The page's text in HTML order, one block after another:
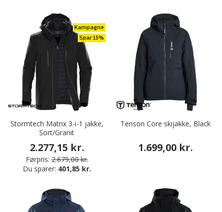
Kampagne
Spar 15%
Stormtech Matrix 3-i-1 jakke,
Sort/Granit
2.277,15 kr.
Førpris: 2.679,00 kr.
Du sparer: 401,85 kr.
Tenson Core skijakke, Black
1.699,00 kr.